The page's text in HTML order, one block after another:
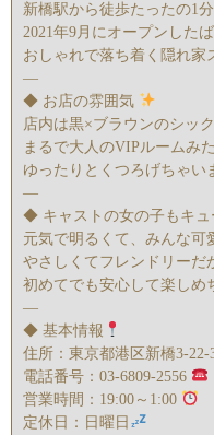
新橋駅から徒歩たったの1分
2021年9月にオープンした
おしゃれで落ち着く隠れ家
—
◆ お店の雰囲気
店内は黒×ブラウンのシッ
まるで大人のVIPルームみ
ゆったりとくつろげちゃい
—
◆ キャストの女の子もキュ
元気で明るくて、みんな可
やさしくてフレンドリーだ
初めてでも安心して楽しめ
—
◆ 基本情報
住所：東京都港区新橋3-
電話番号：03-6809-2556
営業時間：19:00～1:00
定休日：日曜日